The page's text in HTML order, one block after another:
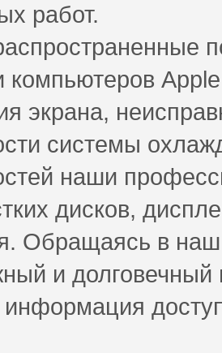
работ.
компьютеров
экрана,
системы
наши
дисков,
Обращаясь в наш
и